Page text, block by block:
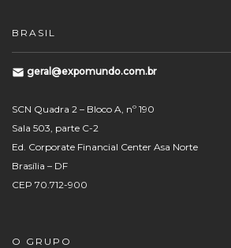
BRASIL
geral@expomundo.com.br
SCN Quadra 2 – Bloco A, nº 190
Sala 503, parte C-2
Ed. Corporate Financial Center Asa Norte
Brasília – DF
CEP 70.712-900
O GRUPO